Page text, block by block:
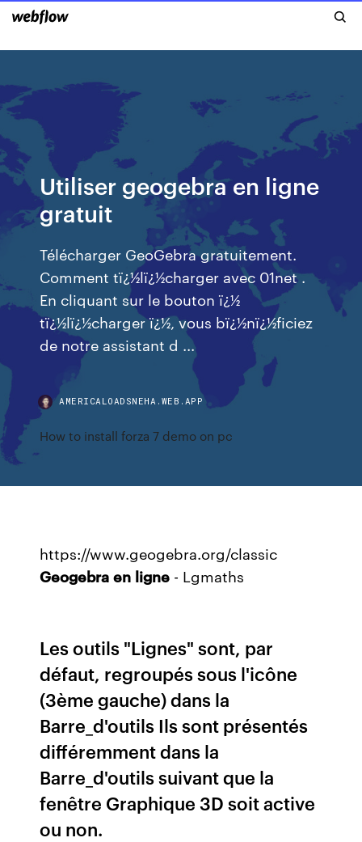
Utiliser geogebra en ligne
gratuit
Télécharger GeoGebra gratuitement.
Comment tï¿½lï¿½charger avec 01net .
En cliquant sur le bouton ï¿½
tï¿½lï¿½charger ï¿½, vous bï¿½nï¿½ficiez
de notre assistant d ...
AMERICALOADSNEHA.WEB.APP
How to install forza 7 demo on pc
https://www.geogebra.org/classic
Geogebra en ligne - Lgmaths
Les outils "Lignes" sont, par
défaut, regroupés sous l'icône
(3ème gauche) dans la
Barre_d'outils Ils sont présentés
différemment dans la
Barre_d'outils suivant que la
fenêtre Graphique 3D soit active
ou non.